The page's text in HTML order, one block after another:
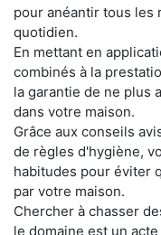
pour anéantir tous les
quotidien.
En mettant en
combinés à la
la garantie de ne plus
dans votre maison.
Grâce aux conseils
de règles d'hygiène,
habitudes pour éviter
par votre maison.
Chercher à chasser
le domaine est un